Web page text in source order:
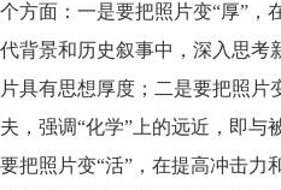
个方面：一是要把照片变“厚”，
代背景和历史叙事中，深入思考
片具有思想厚度；二是要把照片
夫，强调“化学”上的远近，即与
要把照片变“活”，在提高冲击力